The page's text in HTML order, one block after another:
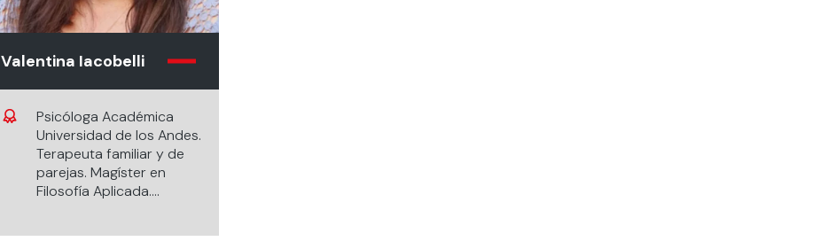
Valentina Iacobelli
Psicóloga Académica
Universidad de los Andes.
Terapeuta familiar y de
parejas. Magíster en
Filosofía Aplicada.